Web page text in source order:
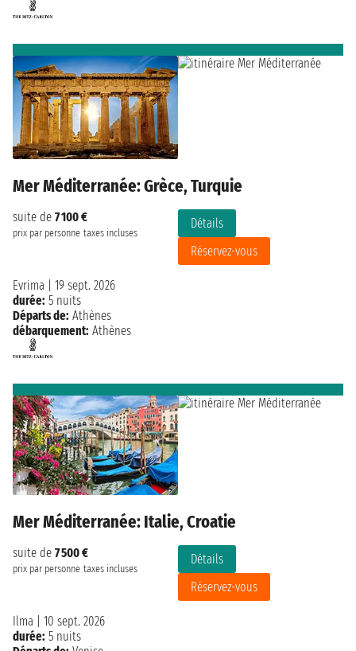
Mer Méditerranée: Grèce, Turquie
suite de 7 100 €
prix par personne taxes incluses
Détails
Réservez-vous
Evrima
19 sept. 2026
durée: 5 nuits
Départs de: Athènes
débarquement: Athènes
Mer Méditerranée: Italie, Croatie
suite de 7 500 €
prix par personne taxes incluses
Détails
Réservez-vous
Ilma
10 sept. 2026
durée: 5 nuits